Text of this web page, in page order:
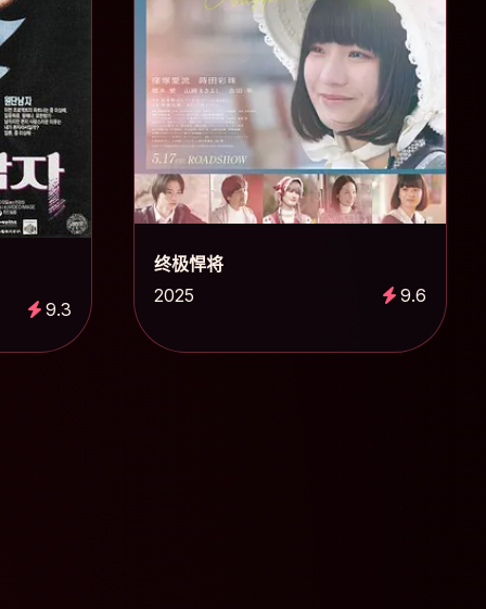
9.3
终极悍将
2025
9.6